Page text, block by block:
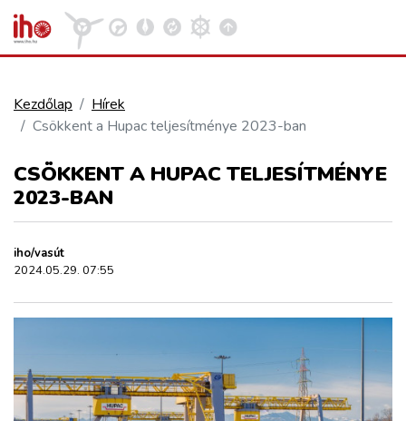
VASÚT
KÖZÚT
REPÜLÉS
KÖZLEKEDÉSFEJLESZTÉS
ELLÁTÁSI LÁNC
ZÖLDÚT
Kosár megtekintése
Kezdőlap
Hírek
Csökkent a Hupac teljesítménye 2023-ban
CSÖKKENT A HUPAC TELJESÍTMÉNYE
2023-BAN
iho/vasút
2024.05.29. 07:55